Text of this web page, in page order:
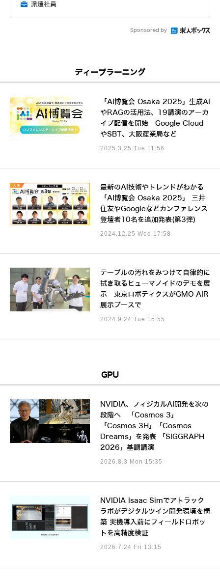
派遣社員
Sponsored by
ディープラーニング
「AI博覧会 Osaka 2025」生成AI
やRAGの活用法、19講演のアーカ
イブ配信を開始 Google Cloud
やSBT、大阪産業局など
2025.3.25 Tue 11:56
最新のAI技術やトレンドがわかる
「AI博覧会 Osaka 2025」 三井
住友やGoogleなどカンファレンス
登壇者10名を追加発表(第3弾)
2024.12.25 Wed 17:58
テーブルの汚れをみつけて自律的に
拭き取るヒューマノイドのデモを展
示 東京ロボティクスがGMO AIR
展示ブースで
2024.9.24 Tue 15:55
GPU
NVIDIA、フィジカルAI開発を次の
段階へ 「Cosmos 3」
「Cosmos 3H」「Cosmos
Dreams」を発表 「SIGGRAPH
2026」基調講演
2026.8.3 Mon 15:35
NVIDIA Isaac Simでアトラック
ラボがデジタルツイン開発環境を構
築 実機導入前にフィールドロボッ
トを高精度検証
2026.7.24 Fri 13:15